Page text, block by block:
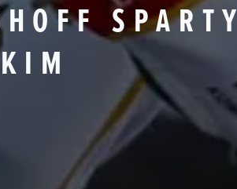
SPARTY